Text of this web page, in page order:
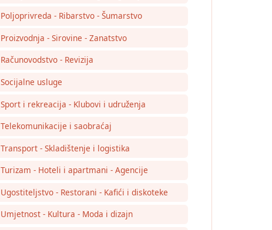
Poljoprivreda - Ribarstvo - Šumarstvo
Proizvodnja - Sirovine - Zanatstvo
Računovodstvo - Revizija
Socijalne usluge
Sport i rekreacija - Klubovi i udruženja
Telekomunikacije i saobraćaj
Transport - Skladištenje i logistika
Turizam - Hoteli i apartmani - Agencije
Ugostiteljstvo - Restorani - Kafići i diskoteke
Umjetnost - Kultura - Moda i dizajn